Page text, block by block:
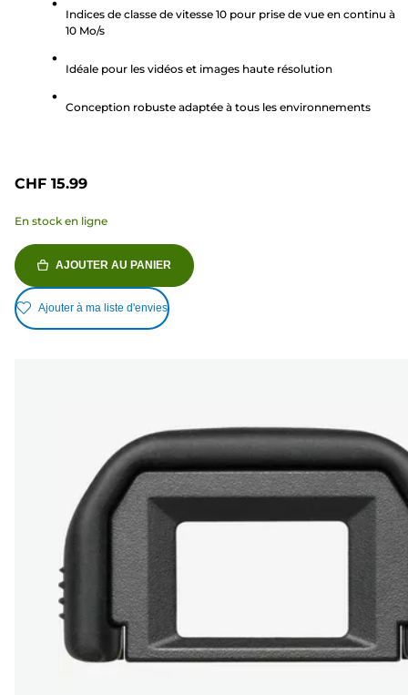
Indices de classe de vitesse 10 pour prise de vue en continu à
10 Mo/s
Idéale pour les vidéos et images haute résolution
Conception robuste adaptée à tous les environnements
CHF 15.99
En stock en ligne
AJOUTER AU PANIER
Ajouter à ma liste d'envies